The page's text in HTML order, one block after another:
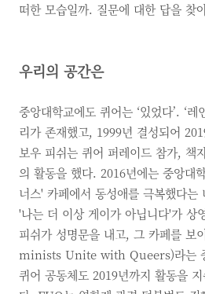
떠한 모습일까. 질문에 대한 답을 찾
우리의 공간은
중앙대학교에도 퀴어는 ‘있었다’. ‘
리가 존재했고, 1999년 결성되어
보우 피쉬는 퀴어 퍼레이드 참가, 책
의 활동을 했다. 2016년에는 중앙대
너스' 카페에서 동성애를 극복했다는
'나는 더 이상 게이가 아닙니다'가 상
피쉬가 성명문을 내고, 그 카페를 보
minists Unite with Queers)라는
퀴어 공동체도 2019년까지 활동을